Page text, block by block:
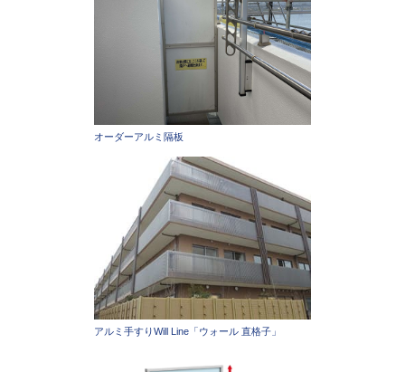
オーダーアルミ隔板
アルミ手すりWill Line「ウォール 直格子」